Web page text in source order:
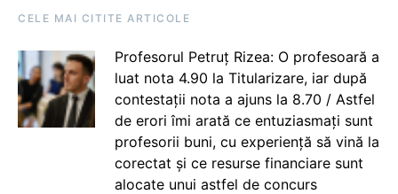
CELE MAI CITITE ARTICOLE
Profesorul Petruț Rizea: O profesoară a
luat nota 4.90 la Titularizare, iar după
contestații nota a ajuns la 8.70 / Astfel
de erori îmi arată ce entuziasmați sunt
profesorii buni, cu experiență să vină la
corectat și ce resurse financiare sunt
alocate unui astfel de concurs